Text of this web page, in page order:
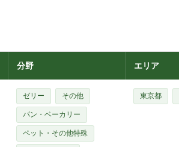
分野 エリア
ゼリー その他
パン・ベーカリー
ペット・その他特殊
東京都